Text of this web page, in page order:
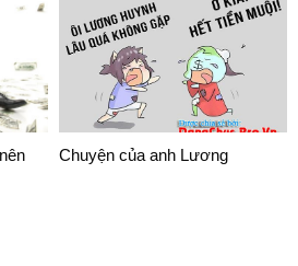
Chuyện của anh Lương